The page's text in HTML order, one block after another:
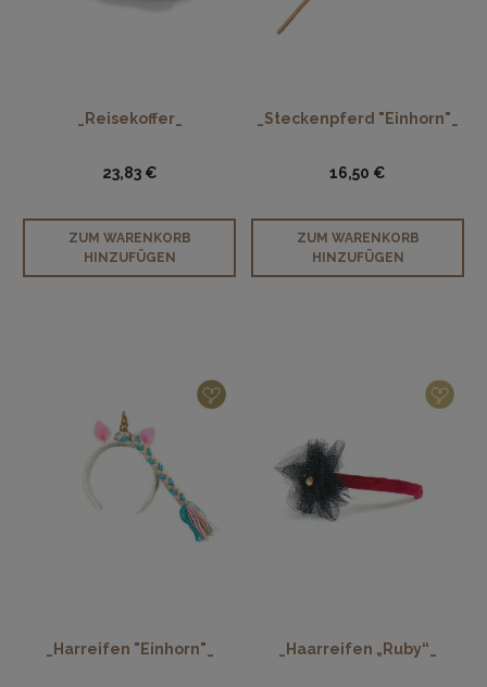
_Reisekoffer_
23,83 €
ZUM WARENKORB
HINZUFÜGEN
_Steckenpferd "Einhorn"_
16,50 €
ZUM WARENKORB
HINZUFÜGEN
_Harreifen "Einhorn"_ _Haarreifen „Ruby“_